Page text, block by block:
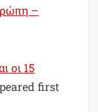
–
οι 15
first